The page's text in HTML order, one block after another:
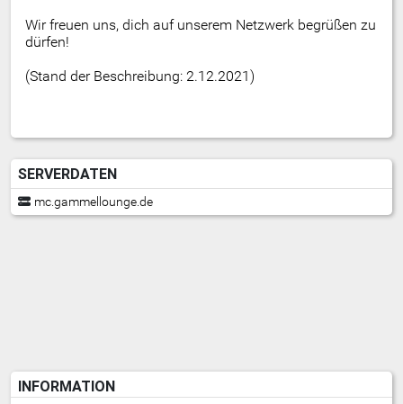
Wir freuen uns, dich auf unserem Netzwerk begrüßen zu
dürfen!
(Stand der Beschreibung: 2.12.2021)
SERVERDATEN
mc.gammellounge.de
INFORMATION